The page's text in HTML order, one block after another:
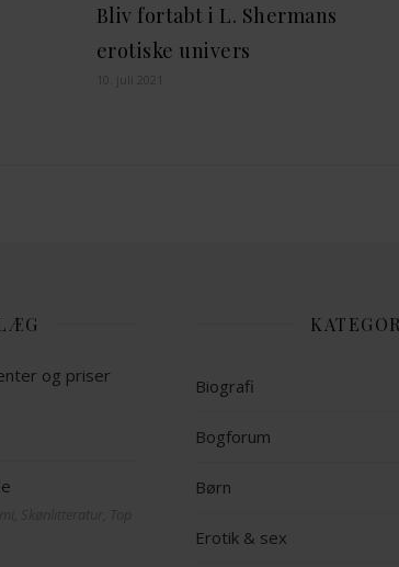
Bliv fortabt i L. Shermans
erotiske univers
og priser Biografi
Bogforum
Børn
Erotik & sex